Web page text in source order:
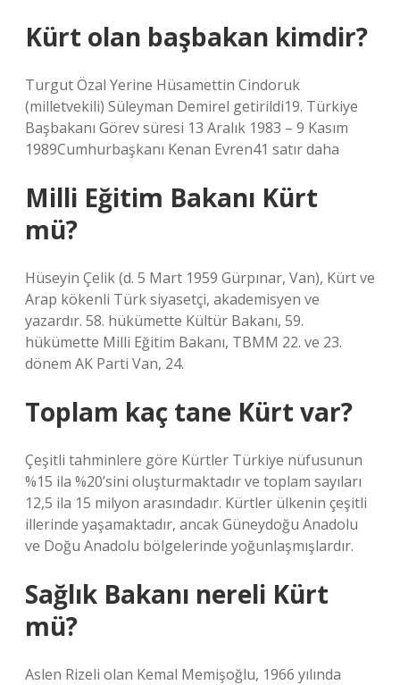
Kürt olan başbakan kimdir?
Turgut Özal Yerine Hüsamettin Cindoruk
(milletvekili) Süleyman Demirel getirildi19. Türkiye
Başbakanı Görev süresi 13 Aralık 1983 – 9 Kasım
1989Cumhurbaşkanı Kenan Evren41 satır daha
Milli Eğitim Bakanı Kürt
mü?
Hüseyin Çelik (d. 5 Mart 1959 Gürpınar, Van), Kürt ve
Arap kökenli Türk siyasetçi, akademisyen ve
yazardır. 58. hükümette Kültür Bakanı, 59.
hükümette Milli Eğitim Bakanı, TBMM 22. ve 23.
dönem AK Parti Van, 24.
Toplam kaç tane Kürt var?
Çeşitli tahminlere göre Kürtler Türkiye nüfusunun
%15 ila %20’sini oluşturmaktadır ve toplam sayıları
12,5 ila 15 milyon arasındadır. Kürtler ülkenin çeşitli
illerinde yaşamaktadır, ancak Güneydoğu Anadolu
ve Doğu Anadolu bölgelerinde yoğunlaşmışlardır.
Sağlık Bakanı nereli Kürt
mü?
Aslen Rizeli olan Kemal Memişoğlu, 1966 yılında